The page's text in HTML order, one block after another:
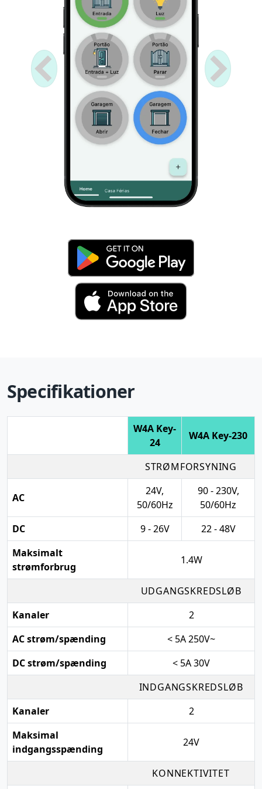
Anterior Próximo
Specifikationer
W4A Key-
24
W4A Key-230
STRØMFORSYNING
AC
24V,
50/60Hz
90 - 230V,
50/60Hz
DC
9 - 26V
22 - 48V
Maksimalt
strømforbrug
1.4W
UDGANGSKREDSLØB
Kanaler
2
AC strøm/spænding
< 5A 250V~
DC strøm/spænding
< 5A 30V
INDGANGSKREDSLØB
Kanaler
2
Maksimal
indgangsspænding
24V
KONNEKTIVITET